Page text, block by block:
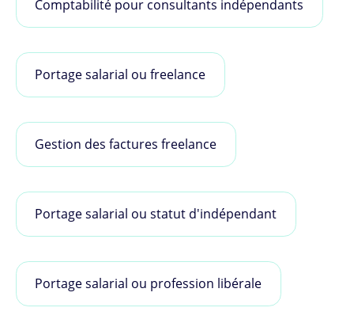
Comptabilité pour consultants indépendants
Portage salarial ou freelance
Gestion des factures freelance
Portage salarial ou statut d'indépendant
Portage salarial ou profession libérale